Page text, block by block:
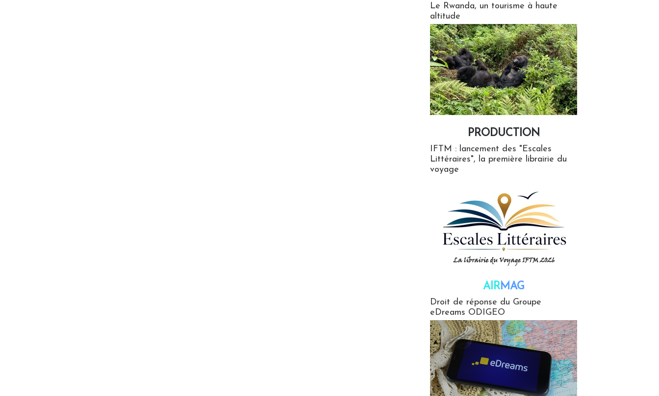
Le Rwanda, un tourisme à haute
altitude
PRODUCTION
IFTM : lancement des "Escales
Littéraires", la première librairie du
voyage
AIRMAG
Droit de réponse du Groupe
eDreams ODIGEO